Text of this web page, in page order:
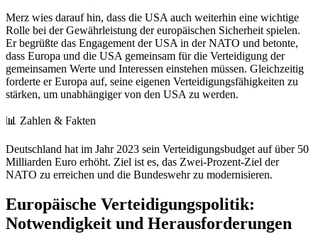
Merz wies darauf hin, dass die USA auch weiterhin eine wichtige
Rolle bei der Gewährleistung der europäischen Sicherheit spielen.
Er begrüßte das Engagement der USA in der NATO und betonte,
dass Europa und die USA gemeinsam für die Verteidigung der
gemeinsamen Werte und Interessen einstehen müssen. Gleichzeitig
forderte er Europa auf, seine eigenen Verteidigungsfähigkeiten zu
stärken, um unabhängiger von den USA zu werden.
📊 Zahlen & Fakten
Deutschland hat im Jahr 2023 sein Verteidigungsbudget auf über 50
Milliarden Euro erhöht. Ziel ist es, das Zwei-Prozent-Ziel der
NATO zu erreichen und die Bundeswehr zu modernisieren.
Europäische Verteidigungspolitik:
Notwendigkeit und Herausforderungen